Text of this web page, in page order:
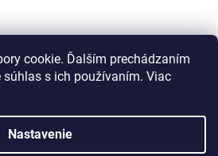
cookie. Ďalším prechádzaním
s ich používaním. Viac
Nastavenie
Vytvoril Shoptet